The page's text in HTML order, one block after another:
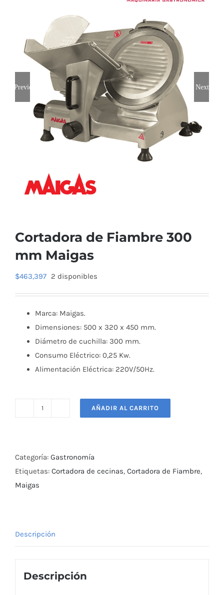
Previous Next
Cortadora de Fiambre 300
mm Maigas
$463,397 2 disponibles
Marca: Maigas.
Dimensiones: 500 x 320 x 450 mm.
Diámetro de cuchilla: 300 mm.
Consumo Eléctrico: 0,25 Kw.
Alimentación Eléctrica: 220V/50Hz.
300
mm
AÑADIR AL CARRITO
Categoría: Gastronomía
Etiquetas: Cortadora de cecinas, Cortadora de Fiambre,
Maigas
Descripción
Descripción